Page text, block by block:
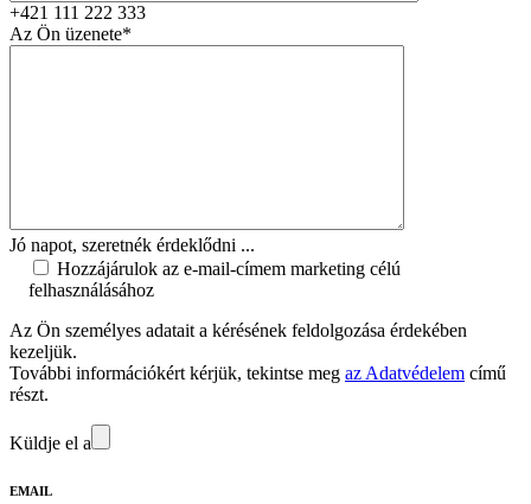
+421 111 222 333
Az Ön üzenete*
Jó napot, szeretnék érdeklődni ...
Hozzájárulok az e-mail-címem marketing célú
felhasználásához
Az Ön személyes adatait a kérésének feldolgozása érdekében
kezeljük.
További információkért kérjük, tekintse meg az Adatvédelem című
részt.
Küldje el a
EMAIL